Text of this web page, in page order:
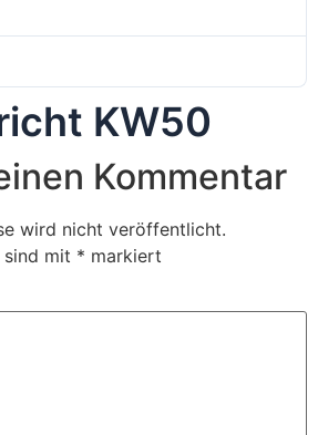
KW50
Kommentar
wird nicht veröffentlicht.
mit * markiert